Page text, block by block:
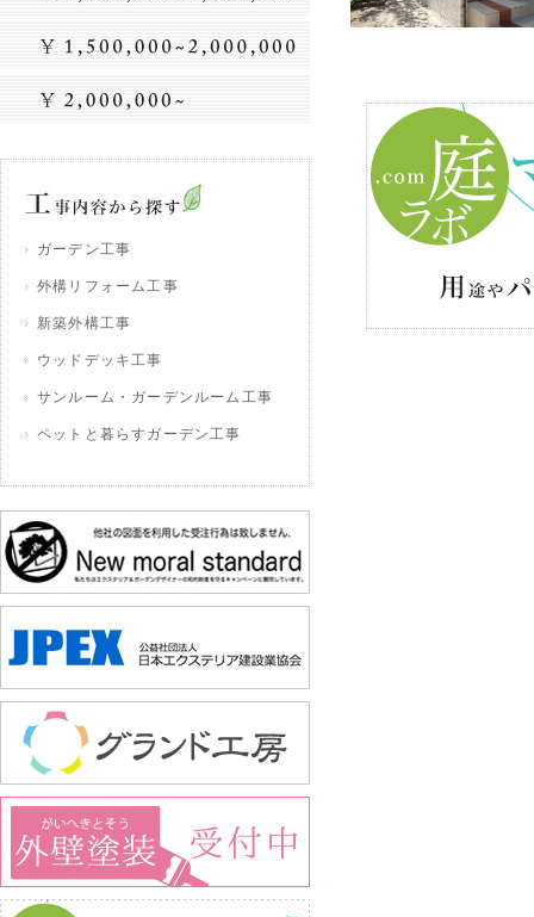
ガーデン工事
外構リフォーム工事
新築外構工事
ウッドデッキ工事
サンルーム・ガーデンルーム工事
ペットと暮らすガーデン工事